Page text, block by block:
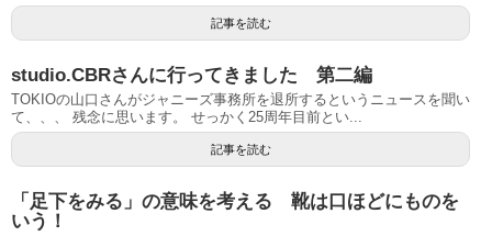
記事を読む
studio.CBRさんに行ってきました 第二編
TOKIOの山口さんがジャニーズ事務所を退所するというニュースを聞い
て、、、 残念に思います。 せっかく25周年目前とい...
記事を読む
「足下をみる」の意味を考える 靴は口ほどにものを
いう！